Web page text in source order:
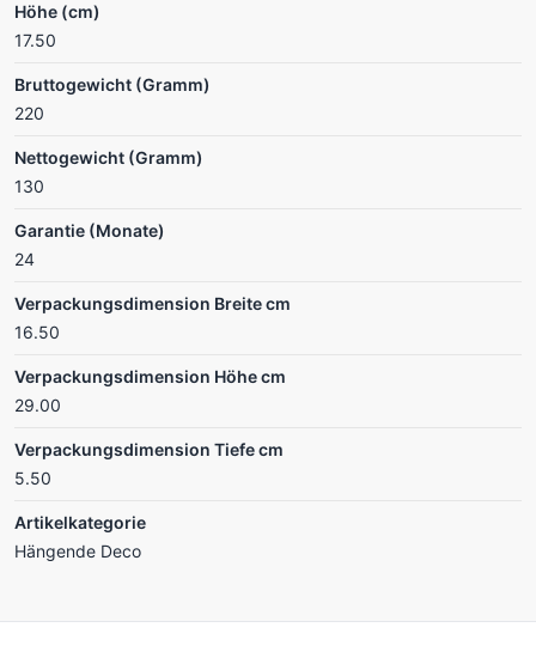
Höhe (cm)
17.50
Bruttogewicht (Gramm)
220
Nettogewicht (Gramm)
130
Garantie (Monate)
24
Verpackungsdimension Breite cm
16.50
Verpackungsdimension Höhe cm
29.00
Verpackungsdimension Tiefe cm
5.50
Artikelkategorie
Hängende Deco